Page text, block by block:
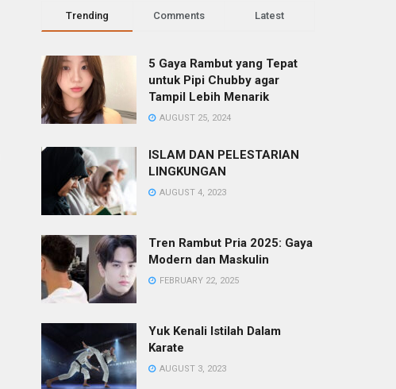
Trending Comments Latest
5 Gaya Rambut yang Tepat
untuk Pipi Chubby agar
Tampil Lebih Menarik
AUGUST 25, 2024
ISLAM DAN PELESTARIAN
LINGKUNGAN
AUGUST 4, 2023
Tren Rambut Pria 2025: Gaya
Modern dan Maskulin
FEBRUARY 22, 2025
Yuk Kenali Istilah Dalam
Karate
AUGUST 3, 2023